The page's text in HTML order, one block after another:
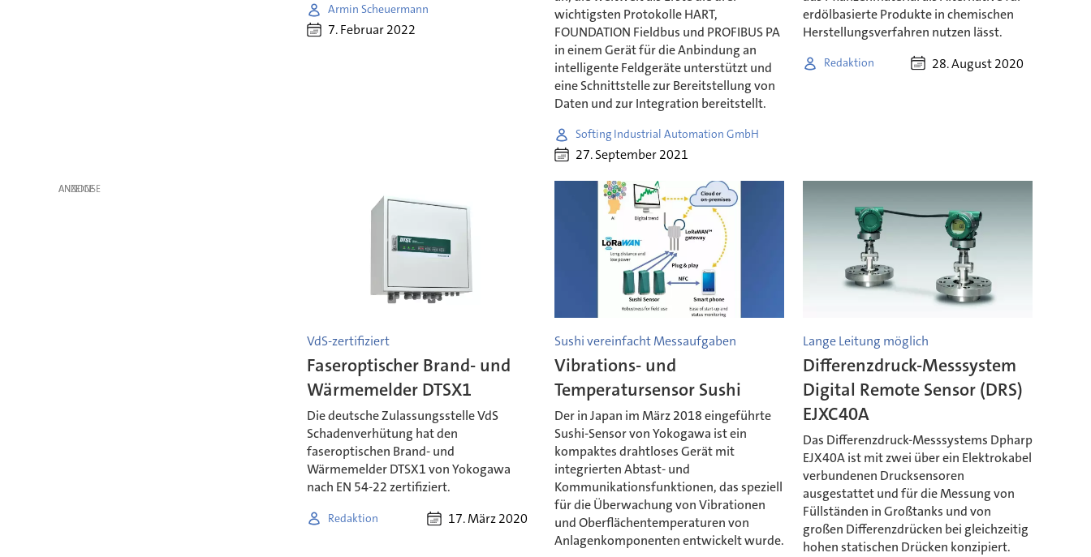
Armin Scheuermann
7. Februar 2022
wichtigsten Protokolle HART,
FOUNDATION Fieldbus und PROFIBUS PA
in einem Gerät für die Anbindung an
intelligente Feldgeräte unterstützt und
eine Schnittstelle zur Bereitstellung von
Daten und zur Integration bereitstellt.
Softing Industrial Automation GmbH
27. September 2021
erdölbasierte Produkte in chemischen
Herstellungsverfahren nutzen lässt.
Redaktion 28. August 2020
ANZEIGE
VdS-zertifiziert
Faseroptischer Brand- und
Wärmemelder DTSX1
Die deutsche Zulassungsstelle VdS
Schadenverhütung hat den
faseroptischen Brand- und
Wärmemelder DTSX1 von Yokogawa
nach EN 54-22 zertifiziert.
Redaktion 17. März 2020
Sushi vereinfacht Messaufgaben
Vibrations- und
Temperatursensor Sushi
Der in Japan im März 2018 eingeführte
Sushi-Sensor von Yokogawa ist ein
kompaktes drahtloses Gerät mit
integrierten Abtast- und
Kommunikationsfunktionen, das speziell
für die Überwachung von Vibrationen
und Oberflächentemperaturen von
Anlagenkomponenten entwickelt wurde.
Lange Leitung möglich
Differenzdruck-Messsystem
Digital Remote Sensor (DRS)
EJXC40A
Das Differenzdruck-Messsystems Dpharp
EJX40A ist mit zwei über ein Elektrokabel
verbundenen Drucksensoren
ausgestattet und für die Messung von
Füllständen in Großtanks und von
großen Differenzdrücken bei gleichzeitig
hohen statischen Drücken konzipiert.